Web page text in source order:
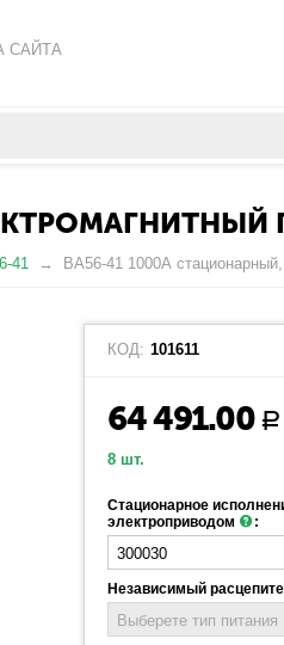
САЙТА
41 ВА56-41 1000А
КОД: 101611
64 491.00 Р
8 шт.
Стационарное
электроприводом
:
Независимый